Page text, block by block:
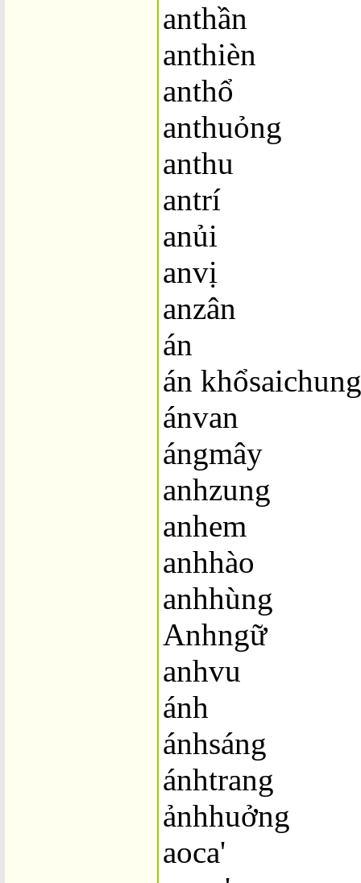
anthần
anthièn
anthổ
anthuỏng
anthu
antrí
anủi
anvị
anzân
án
án
ánvan
ángmây
anhzung
anhem
anhhào
anhhùng
Anhngữ
anhvu
ánh
ánhsáng
ánhtrang
ảnhhuởng
aoca'